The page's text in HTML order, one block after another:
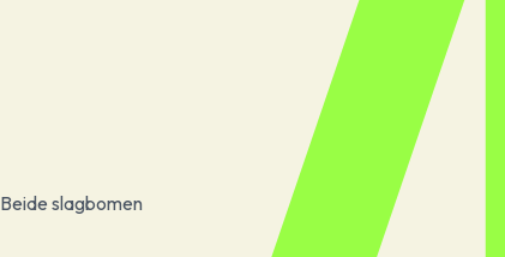
slagbomen